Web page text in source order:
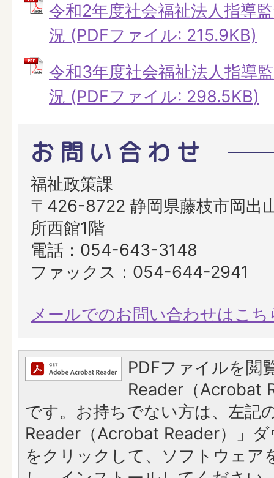
令和2年度社会福祉法人指導
況 (PDFファイル: 215.9KB)
令和3年度社会福祉法人指導
況 (PDFファイル: 298.5KB)
お問い合わせ
福祉政策課
〒426-8722 静岡県藤枝市岡出
所西館1階
電話：054-643-3148
ファックス：054-644-2941
メールでのお問い合わせはこち
PDFファイルを閲
Reader（Acrobat
です。お持ちでない方は、左記
Reader（Acrobat Reader）」
をクリックして、ソフトウェア